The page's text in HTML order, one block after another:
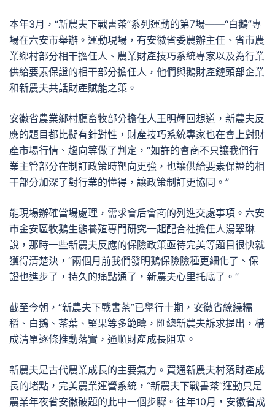
本年3月，“新農夫下戰書茶”系列運動的第7場——“白鵝”專
場在六安市舉辦。運動現場，有安徽省委農辦主任、省市農
業鄉村部分相干擔任人、農業財產技巧系統專家以及為行業
供給要素保證的相干部分擔任人，他們與鵝財產鏈頭部企業
和新農夫共話財產賦能之策。
安徽省農業鄉村廳畜牧部分擔任人王明輝回想道，新農夫反
應的題目都比擬有針對性，財產技巧系統專家也在會上對財
產市場行情、趨向等做了判定，“如許的會商不只讓我們行
業主管部分在制訂政策時靶向更強，也讓供給要素保證的相
干部分加深了對行業的懂得，讓政策制訂更協同。”
能現場辦確當場處理，需求會后會商的列進交處事項。六安
市金安區牧鵝生態養殖專門研究一起配合社擔任人湯翠琳
說，那時一些新農夫反應的保險政策亟待完美等題目很快就
獲得清楚決，“兩個月前我們發明鵝保險險種更細化了、保
證也進步了，持久的痛點通了，新農夫心里托底了。”
截至今朝，“新農夫下戰書茶”已舉行十期，安徽省繚繞糯
稻、白鵝、茶葉、堅果等多範疇，匯總新農夫訴求提出，構
成清單逐條推動落實，通順財產成長阻塞。
新農夫是古代農業成長的主要氣力。買通新農夫村落財產成
長的堵點，完美農業運營系統，“新農夫下戰書茶”運動只是
農業年夜省安徽破題的此中一個步驟。往年10月，安徽省成